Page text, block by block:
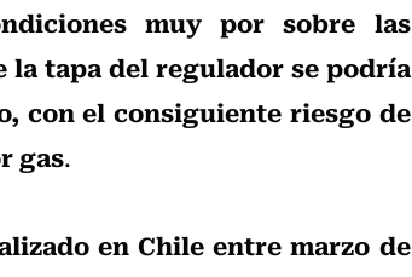
muy por sobre las
la tapa del regulador se podría
con el consiguiente riesgo de
gas.
en Chile entre marzo de